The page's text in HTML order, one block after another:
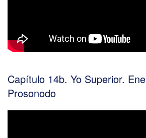
Capítulo 14b. Yo Superior.
Prosonodo